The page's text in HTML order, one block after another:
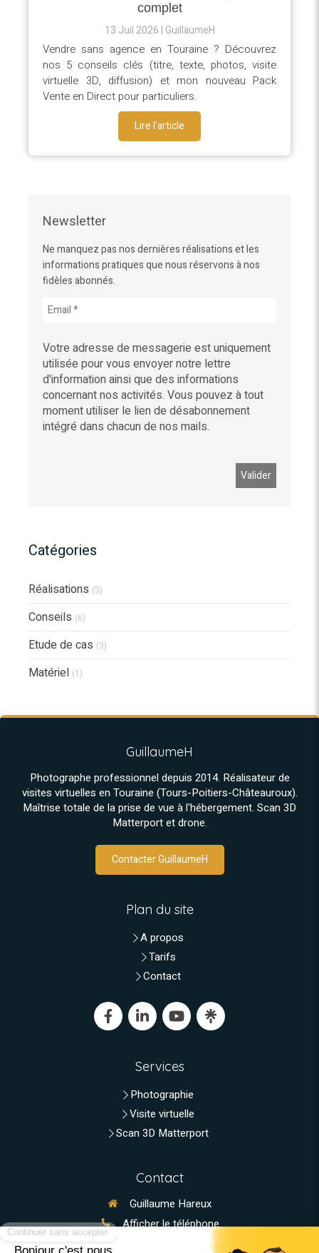
complet
13 Juil 2026 GuillaumeH
Vendre sans agence en Touraine ? Découvrez
nos 5 conseils clés (titre, texte, photos, visite
virtuelle 3D, diffusion) et mon nouveau Pack
Vente en Direct pour particuliers.
Lire l'article
Newsletter
Ne manquez pas nos dernières réalisations et les
informations pratiques que nous réservons à nos
fidèles abonnés.
Votre adresse de messagerie est uniquement
utilisée pour vous envoyer notre lettre
d'information ainsi que des informations
concernant nos activités. Vous pouvez à tout
moment utiliser le lien de désabonnement
intégré dans chacun de nos mails.
Catégories
Réalisations (5)
Conseils (6)
Etude de cas (3)
Matériel (1)
GuillaumeH
Photographe professionnel depuis 2014. Réalisateur de
visites virtuelles en Touraine (Tours-Poitiers-Châteauroux).
Maîtrise totale de la prise de vue à l'hébergement. Scan 3D
Matterport et drone.
Contacter GuillaumeH
Plan du site
A propos
Tarifs
Contact
Services
Photographie
Visite virtuelle
Scan 3D Matterport
Contact
Guillaume Hareux
Afficher le téléphone